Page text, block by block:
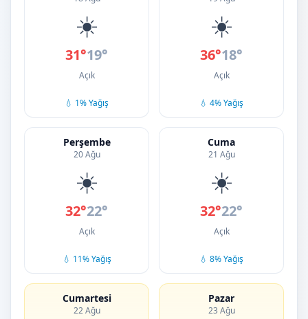
☀️
31°19°
Açık
💧 1% Yağış
☀️
36°18°
Açık
💧 4% Yağış
Perşembe
20 Ağu
☀️
32°22°
Açık
💧 11% Yağış
Cuma
21 Ağu
☀️
32°22°
Açık
💧 8% Yağış
Cumartesi
22 Ağu
Pazar
23 Ağu